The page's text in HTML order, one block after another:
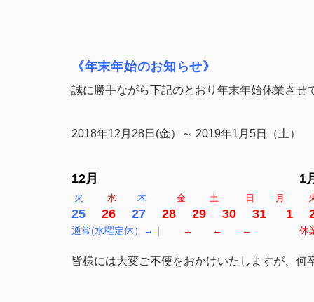
《年末年始のお知らせ》
誠に勝手ながら下記のとおり年末年始休業させ
2018年12月28日(金）～ 2019年1月5日（土）
12月 1
火 水 木 金 土 日 月 火
25 26 27 28 29 30 31 1
通常(水曜定休）→ ｜ ← ← ← 休
皆様には大変ご不便をおかけいたしますが、何